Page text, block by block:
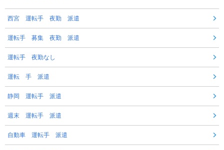
西宮 運転手 夜勤 派遣
運転手 募集 夜勤 派遣
運転手 夜勤なし
運転 手 派遣
静岡 運転手 派遣
週末 運転手 派遣
自動車 運転手 派遣